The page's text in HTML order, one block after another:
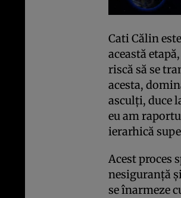
Cati Călin
această
riscă să se
acesta,
asculţi, duce
eu am
ierarhică
Acest proces
nesiguranţă
se înarmeze